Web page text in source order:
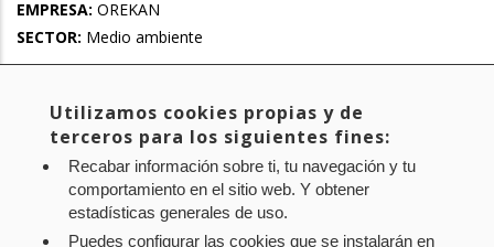
EMPRESA: OREKAN
SECTOR: Medio ambiente
Paginación
Primera
página
« Primero
Página
anterior
‹ Anterior Page
1 Page
2 Page
3
Page
6
Siguiente
página
Siguiente >
Última
página
Último »
Utilizamos cookies propias y de
terceros para los siguientes fines:
Recabar información sobre ti, tu navegación y tu
comportamiento en el sitio web. Y obtener
estadísticas generales de uso.
Puedes configurar las cookies que se instalarán en